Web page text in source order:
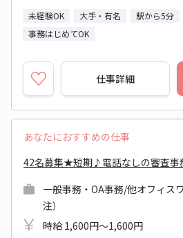
未経験OK 大手・有名 駅から5分
事務はじめてOK
仕事詳細
あなたにおすすめの仕事
42名募集★短期♪電話なしの審査事
一般事務・OA事務/他オフィス
注）
時給 1,600円～1,600円